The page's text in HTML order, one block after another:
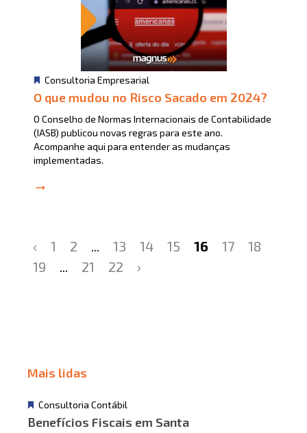
Consultoria Empresarial
O que mudou no Risco Sacado em 2024?
O Conselho de Normas Internacionais de Contabilidade
(IASB) publicou novas regras para este ano.
Acompanhe aqui para entender as mudanças
implementadas.
‹ 1 2 ... 13 14 15 16 17
18
19
... 21 22 ›
Mais lidas
Consultoria Contábil
Benefícios Fiscais em Santa